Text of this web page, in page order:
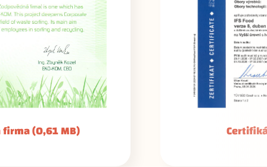
(0,12 MB) Zobrazit